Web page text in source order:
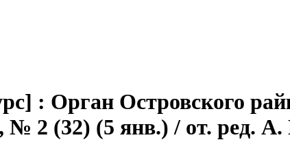
: Орган Островского
2 (32) (5 янв.) / от. ред. А.